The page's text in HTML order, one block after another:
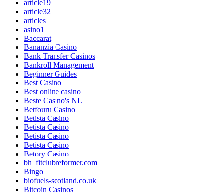
article19
article32
articles
asino1
Baccarat
Bananzia Casino
Bank Transfer Casinos
Bankroll Management
Beginner Guides
Best Casino
Best online casino
Beste Casino's NL
Betfouru Casino
Betista Casino
Betista Casino
Betista Casino
Betista Casino
Betory Casino
bh_fitclubreformer.com
Bingo
biofuels-scotland.co.uk
Bitcoin Casinos